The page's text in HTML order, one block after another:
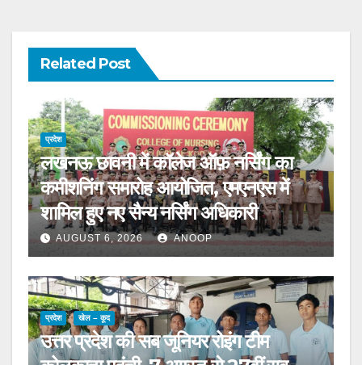
Related Post
प्रदेश
लखनऊ छावनी में कॉलेज ऑफ़ नर्सिंग का
कमीशनिंग समारोह आयोजित, एमएनएस में
शामिल हुए नए सैन्य नर्सिंग अधिकारी
AUGUST 6, 2026 ANOOP
प्रदेश खेल – कूद
उत्तर प्रदेश की सब जूनियर रोइंग टीम